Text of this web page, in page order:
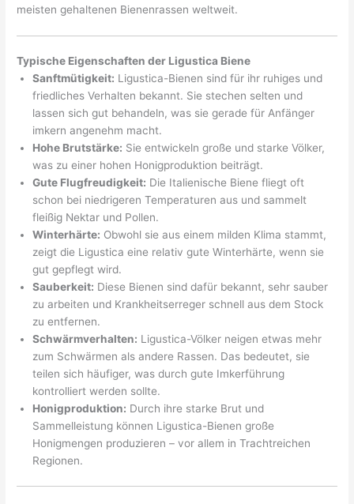
meisten gehaltenen Bienenrassen weltweit.
Typische Eigenschaften der Ligustica Biene
Sanftmütigkeit: Ligustica-Bienen sind für ihr ruhiges und
friedliches Verhalten bekannt. Sie stechen selten und
lassen sich gut behandeln, was sie gerade für Anfänger
imkern angenehm macht.
Hohe Brutstärke: Sie entwickeln große und starke Völker,
was zu einer hohen Honigproduktion beiträgt.
Gute Flugfreudigkeit: Die Italienische Biene fliegt oft
schon bei niedrigeren Temperaturen aus und sammelt
fleißig Nektar und Pollen.
Winterhärte: Obwohl sie aus einem milden Klima stammt,
zeigt die Ligustica eine relativ gute Winterhärte, wenn sie
gut gepflegt wird.
Sauberkeit: Diese Bienen sind dafür bekannt, sehr sauber
zu arbeiten und Krankheitserreger schnell aus dem Stock
zu entfernen.
Schwärmverhalten: Ligustica-Völker neigen etwas mehr
zum Schwärmen als andere Rassen. Das bedeutet, sie
teilen sich häufiger, was durch gute Imkerführung
kontrolliert werden sollte.
Honigproduktion: Durch ihre starke Brut und
Sammelleistung können Ligustica-Bienen große
Honigmengen produzieren – vor allem in Trachtreichen
Regionen.